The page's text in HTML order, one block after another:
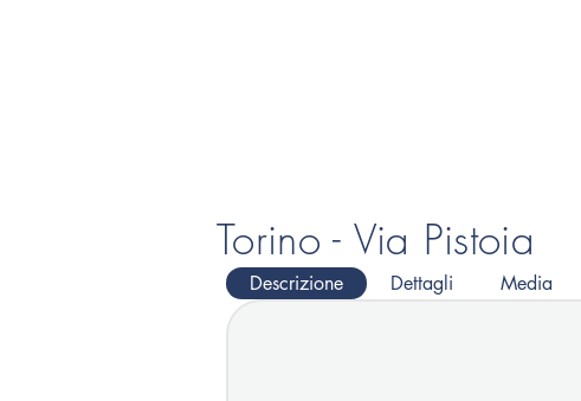
Torino - Via Pistoia
Descrizione Dettagli Media